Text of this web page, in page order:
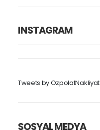
INSTAGRAM
Tweets by OzpolatNakliyat
SOSYAL MEDYA